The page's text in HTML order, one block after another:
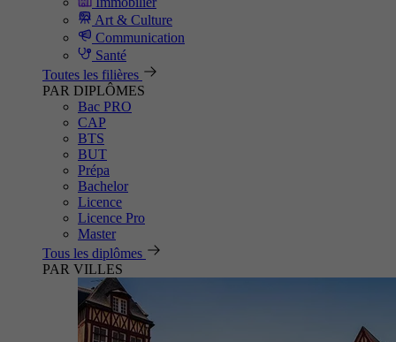
Art & Culture
Communication
Santé
Toutes les filières
PAR DIPLÔMES
Bac PRO
CAP
BTS
BUT
Prépa
Bachelor
Licence
Licence Pro
Master
Tous les diplômes
PAR VILLES